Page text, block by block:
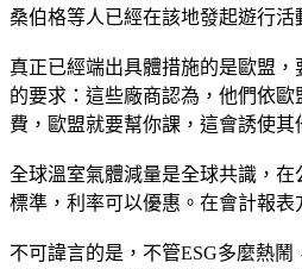
桑伯格等人已經在該地發起遊行
真正已經端出具體措施的是歐盟
的要求：這些廠商認為，他們依
費，歐盟就要幫你課，這會誘使其
全球溫室氣體減量是全球共識，
標準，利率可以優惠。在會計報
不可諱言的是，不管ESG多麼熱